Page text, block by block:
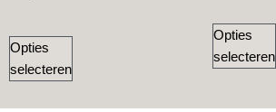
Opties
selecteren
Opties
selecteren